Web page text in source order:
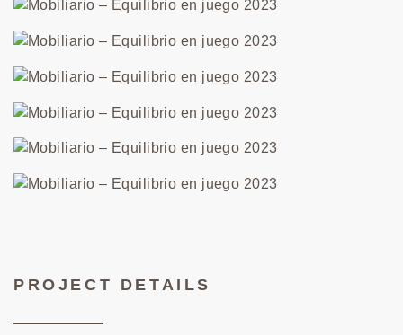
PROJECT DETAILS